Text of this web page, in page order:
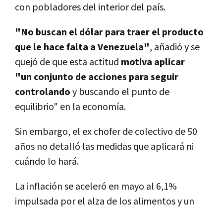
con pobladores del interior del país.
"No buscan el dólar para traer el producto
que le hace falta a Venezuela", añadió y se
quejó de que esta actitud motiva aplicar
"un conjunto de acciones para seguir
controlandoy buscando el punto de
equilibrio" en la economía.
Sin embargo, el ex chofer de colectivo de 50
años no detalló las medidas que aplicará ni
cuándo lo hará.
La inflación se aceleró en mayo al 6,1%
impulsada por el alza de los alimentos y un